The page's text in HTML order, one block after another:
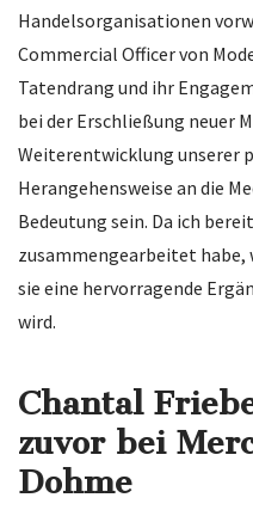
Handelsorganisationen
Commercial Officer von
Tatendrang und ihr
bei der Erschließung neuer
Weiterentwicklung
Herangehensweise an die
Bedeutung sein. Da ich
zusammengearbeitet habe,
sie eine hervorragende
wird.
Chantal
zuvor bei
Dohme